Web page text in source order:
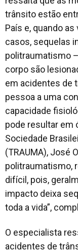
trânsito estão
País e, quando
casos, sequelas
politraumatismo
corpo são
em acidentes de
pessoa a uma
capacidade
pode resultar em
Sociedade
(TRAUMA), José
politraumatismo,
difícil, pois,
impacto deixa
toda a vida”,
O especialista
acidentes de